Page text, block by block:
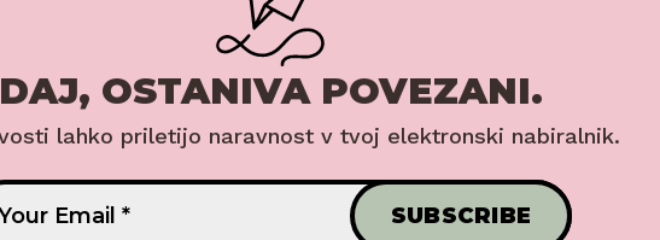
DAJ, OSTANIVA POVEZANI.
lahko priletijo naravnost v tvoj elektronski nabiralnik.